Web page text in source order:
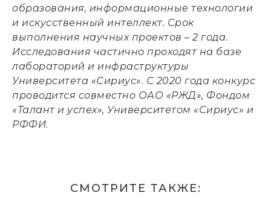
образования, информационные технологии
и искусственный интеллект. Срок
выполнения научных проектов – 2 года.
Исследования частично проходят на базе
лабораторий и инфраструктуры
Университета «Сириус». С 2020 года конкурс
проводится совместно ОАО «РЖД», Фондом
«Талант и успех», Университетом «Сириус» и
РФФИ.
СМОТРИТЕ ТАКЖЕ: